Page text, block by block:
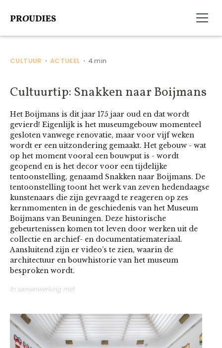
CULTUUR • ACTUEEL • 4 min
Cultuurtip: Snakken naar Boijmans
Het Boijmans is dit jaar 175 jaar oud en dat wordt
gevierd! Eigenlijk is het museumgebouw momenteel
gesloten vanwege renovatie, maar voor vijf weken
wordt er een uitzondering gemaakt. Het gebouw - wat
op het moment vooral een bouwput is - wordt
geopend en is het decor voor een tijdelijke
tentoonstelling, genaamd Snakken naar Boijmans. De
tentoonstelling toont het werk van zeven hedendaagse
kunstenaars die zijn gevraagd te reageren op zes
kernmomenten in de geschiedenis van het Museum
Boijmans van Beuningen. Deze historische
gebeurtenissen komen tot leven door werken uit de
collectie en archief- en documentatiemateriaal.
Aansluitend zijn er video’s te zien, waarin de
architectuur en bouwhistorie van het museum
besproken wordt.
In samenwerking met